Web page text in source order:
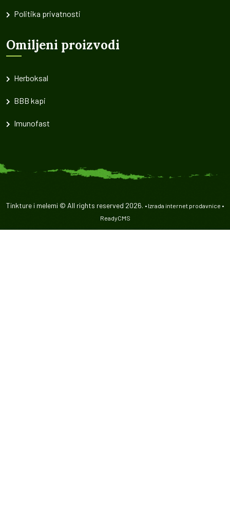
Politika privatnosti
Omiljeni proizvodi
Herboksal
BBB kapi
Imunofast
Tinkture i melemi © All rights reserved 2026. • Izrada internet prodavnice •
ReadyCMS